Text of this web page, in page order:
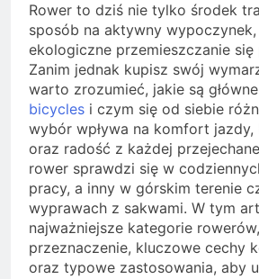
Rower to dziś nie tylko środek
sposób na aktywny
ekologiczne przemieszczanie się
Zanim jednak kupisz swój
warto zrozumieć, jakie są główne
bicycles i czym się od siebie
wybór wpływa na komfort
oraz radość z każdej
rower sprawdzi się w
pracy, a inny w górskim terenie
wyprawach z sakwami. W tym
najważniejsze kategorie
przeznaczenie, kluczowe cechy
oraz typowe zastosowania, aby